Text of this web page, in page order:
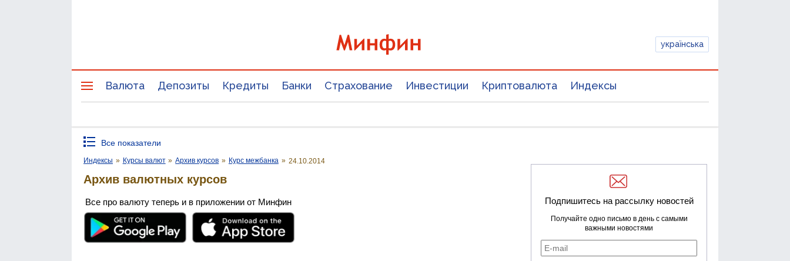
українська
Валюта Депозиты Кредиты Банки Страхование Инвестиции Криптовалюта Индексы
Все показатели
Индексы » Курсы валют » Архив курсов » Курс межбанка » 24.10.2014
Архив валютных курсов
Все про валюту теперь и в приложении от Минфин Подпишитесь на рассылку новостей
Получайте одно письмо в день с самыми
важными новостями